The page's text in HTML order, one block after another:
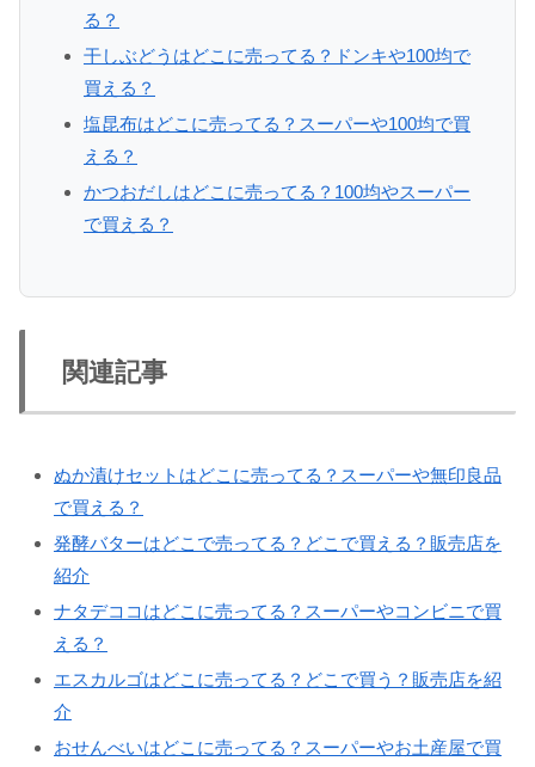
る？
干しぶどうはどこに売ってる？ドンキや100均で
買える？
塩昆布はどこに売ってる？スーパーや100均で買
える？
かつおだしはどこに売ってる？100均やスーパー
で買える？
関連記事
ぬか漬けセットはどこに売ってる？スーパーや無印良品
で買える？
発酵バターはどこで売ってる？どこで買える？販売店を
紹介
ナタデココはどこに売ってる？スーパーやコンビニで買
える？
エスカルゴはどこに売ってる？どこで買う？販売店を紹
介
おせんべいはどこに売ってる？スーパーやお土産屋で買